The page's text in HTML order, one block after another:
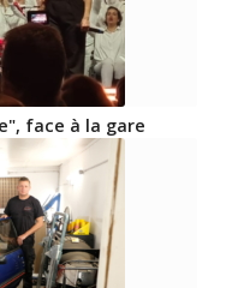
face à la gare